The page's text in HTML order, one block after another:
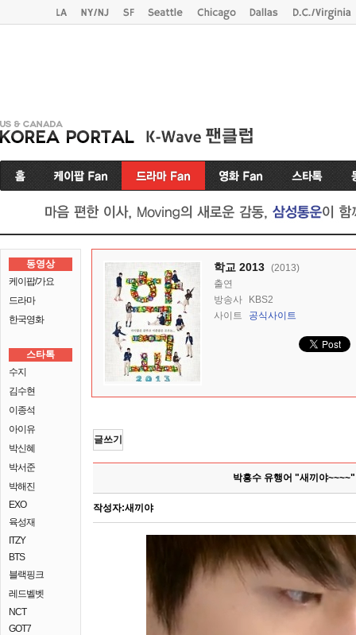
동영상
케이팝/가요
드라마
한국영화
스타톡
수지
김수현
이종석
아이유
박신혜
박서준
박해진
EXO
육성재
ITZY
BTS
블랙핑크
레드벨벳
NCT
GOT7
학교 2013 (2013)
출연
방송사
KBS2
사이트
공식사이트
글쓰기
박흥수 유행어 "새끼야
작성자:새끼야